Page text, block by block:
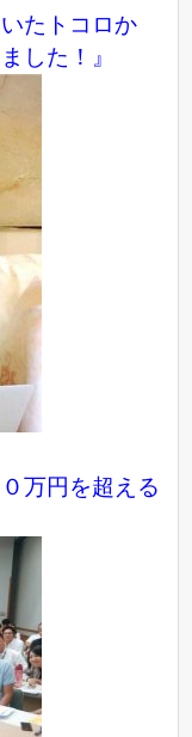
たトコロか
した！』
万円を超える